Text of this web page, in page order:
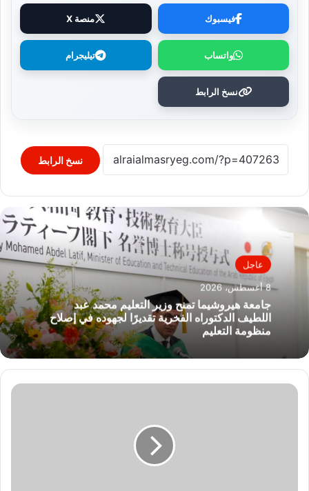
فيسبوك منصة X
واتساب تيليجرام
نسخ الرابط
نسخ الرابط
عاجل
8 أغسطس، 2026
جامعة هيروشيما تمنح وزير التعليم محمد عبد
اللطيف الدكتوراه الفخرية تقديرًا لجهوده في إصلاح
منظومة التعليم
تعرف